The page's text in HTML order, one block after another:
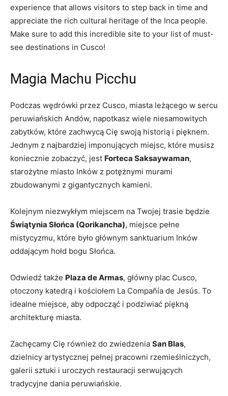
experience ⁣that allows visitors to step back⁤ in time and
‌appreciate the rich cultural⁣ heritage of the Inca people.
Make sure to add this incredible site to your list of⁣ must-
see ⁢destinations⁤ in Cusco!
Magia‌ Machu ⁤Picchu
Podczas wędrówki‌ przez Cusco, miasta leżącego w sercu
⁢peruwiańskich Andów, napotkasz wiele niesamowitych
zabytków, które zachwycą ⁤Cię swoją historią i pięknem.
Jednym​ z‌ najbardziej imponujących ⁣miejsc, ‌które musisz
koniecznie zobaczyć, jest Forteca Saksaywaman,
starożytne miasto​ Inków z potężnymi murami
zbudowanymi z gigantycznych kamieni.
Kolejnym niezwykłym miejscem‌ na Twojej trasie będzie
Świątynia⁢ Słońca (Qorikancha), miejsce pełne
⁤mistycyzmu, które było głównym⁣ sanktuarium Inków
oddającym hołd bogu Słońca.
Odwiedź⁣ także Plaza de⁤ Armas, główny plac Cusco,
otoczony katedrą i kościołem La Compañía de Jesús. To
idealne⁣ miejsce, aby odpocząć i podziwiać piękną
architekturę miasta.
Zachęcamy​ Cię również do zwiedzenia San Blas,
dzielnicy ‍artystycznej pełnej pracowni ‌rzemieślniczych,
galerii sztuki ⁣i ‌uroczych restauracji serwujących‍
tradycyjne dania ​peruwiańskie.